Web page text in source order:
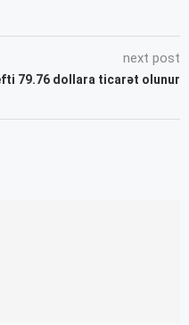
next post
79.76 dollara ticarət olunur